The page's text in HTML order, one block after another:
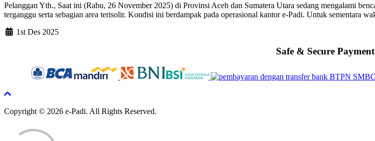
Pelanggan Yth., Saat ini (Rabu, 26 November 2025) di Provinsi Aceh dan Sumatera Utara sedang mengalami
terganggu serta sebagian area terisolir. Kondisi ini berdampak pada operasional kantor e-Padi. Untuk sementara
1st Des 2025
Safe & Secure
Copyright © 2026 e-Padi. All Rights Reserved.